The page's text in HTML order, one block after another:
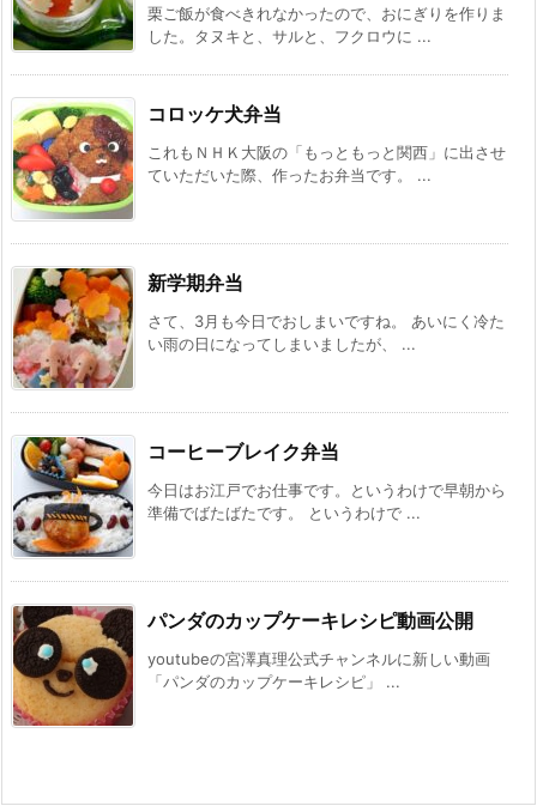
栗ご飯が食べきれなかったので、おにぎりを作りま
した。タヌキと、サルと、フクロウに ...
コロッケ犬弁当
これもＮＨＫ大阪の「もっともっと関西」に出させ
ていただいた際、作ったお弁当です。 ...
新学期弁当
さて、3月も今日でおしまいですね。 あいにく冷た
い雨の日になってしまいましたが、 ...
コーヒーブレイク弁当
今日はお江戸でお仕事です。というわけで早朝から
準備でばたばたです。 というわけで ...
パンダのカップケーキレシピ動画公開
youtubeの宮澤真理公式チャンネルに新しい動画
「パンダのカップケーキレシピ」 ...